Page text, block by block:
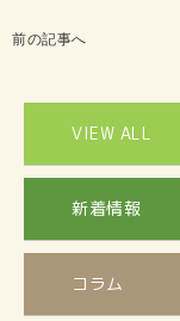
前の記事へ
VIEW ALL
新着情報
コラム